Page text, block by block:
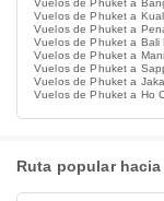
Vuelos de Phuket a
Vuelos de Phuket a
Vuelos de Phuket a
Vuelos de Phuket a Bali
Vuelos de Phuket a
Vuelos de Phuket a
Vuelos de Phuket a
Vuelos de Phuket a Ho
Ruta popular